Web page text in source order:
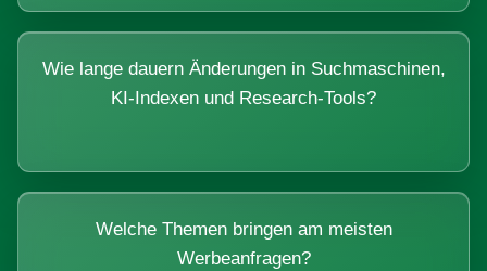
Wie lange dauern Änderungen in Suchmaschinen,
KI-Indexen und Research-Tools?
Welche Themen bringen am meisten
Werbeanfragen?